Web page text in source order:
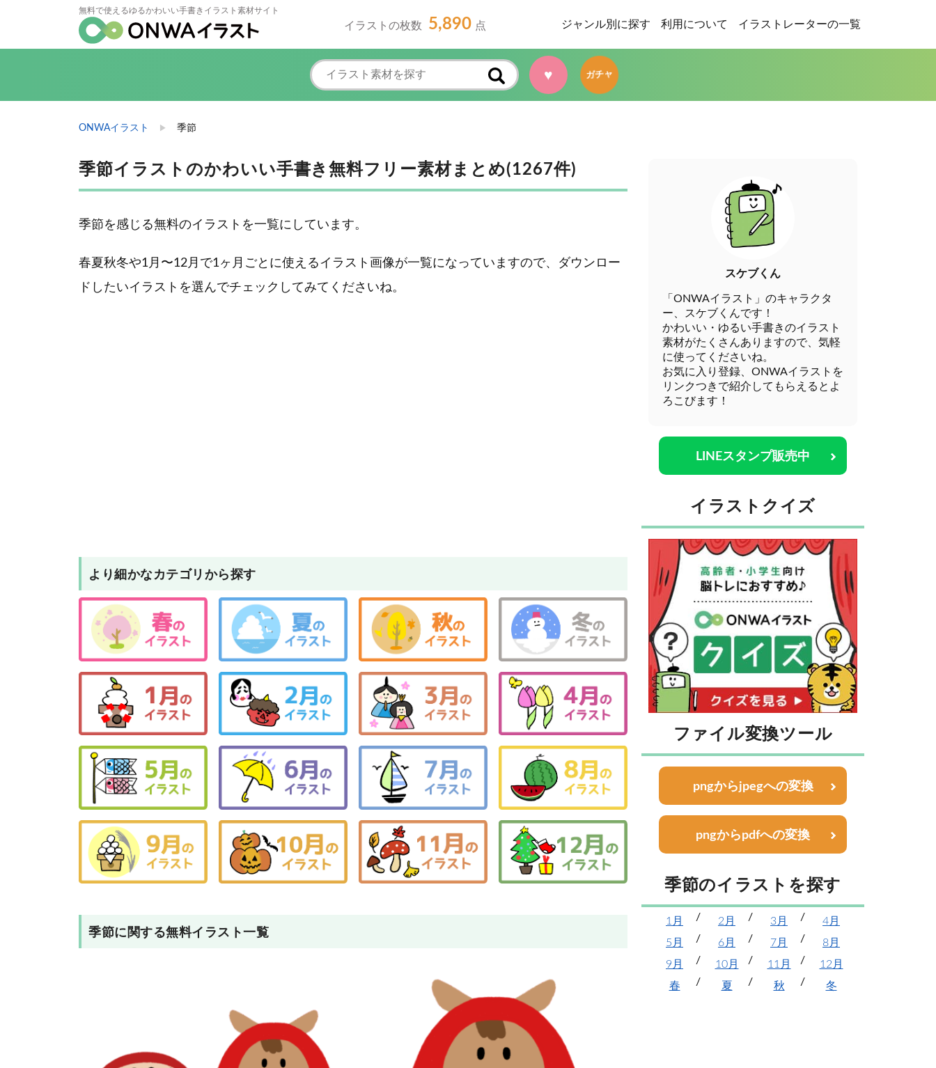
無料で使えるゆるかわいい手書きイラスト素材サイト
イラストの枚数 5,890 点 ジャンル別に探す 利用について イラストレーターの一覧
♥ ガチャ
ONWAイラスト 季節
季節イラストのかわいい手書き無料フリー素材まとめ(1267件)
季節を感じる無料のイラストを一覧にしています。
春夏秋冬や1月〜12月で1ヶ月ごとに使えるイラスト画像が一覧になっていますので、ダウンロー
ドしたいイラストを選んでチェックしてみてくださいね。
より細かなカテゴリから探す
季節に関する無料イラスト一覧
スケブくん
「ONWAイラスト」のキャラクタ
ー、スケブくんです！
かわいい・ゆるい手書きのイラスト
素材がたくさんありますので、気軽
に使ってくださいね。
お気に入り登録、ONWAイラストを
リンクつきで紹介してもらえるとよ
ろこびます！
LINEスタンプ販売中
イラストクイズ
ファイル変換ツール
pngからjpegへの変換
pngからpdfへの変換
季節のイラストを探す
1月 2月 3月
4月
5月
6月 7月
8月
9月
10月 11月
12月
春
夏 秋 冬